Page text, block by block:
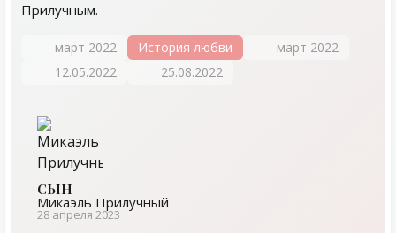
Прилучным.
март 2022 История любви
март 2022
12.05.2022
25.08.2022
СЫН
Микаэль Прилучный
28 апреля 2023